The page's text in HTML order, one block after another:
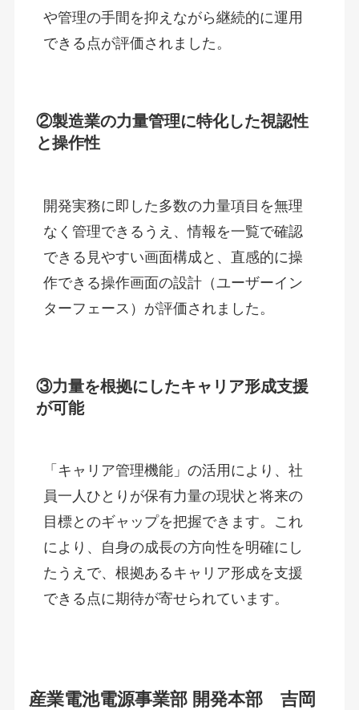
や管理の手間を抑えながら継続的に運用
できる点が評価されました。
②製造業の力量管理に特化した視認性
と操作性
開発実務に即した多数の力量項目を無理
なく管理できるうえ、情報を一覧で確認
できる見やすい画面構成と、直感的に操
作できる操作画面の設計（ユーザーイン
ターフェース）が評価されました。
③力量を根拠にしたキャリア形成支援
が可能
「キャリア管理機能」の活用により、社
員一人ひとりが保有力量の現状と将来の
目標とのギャップを把握できます。これ
により、自身の成長の方向性を明確にし
たうえで、根拠あるキャリア形成を支援
できる点に期待が寄せられています。
産業電池電源事業部 開発本部 吉岡